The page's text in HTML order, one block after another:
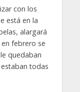
con los
está en la
alargará
febrero se
quedaban
todas